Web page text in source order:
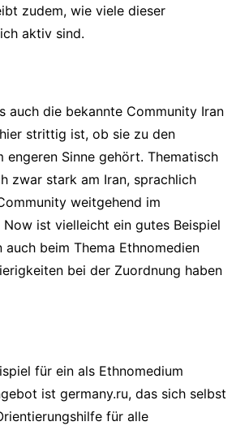
zudem, wie viele dieser
aktiv sind.
auch die bekannte Community Iran
strittig ist, ob sie zu den
engeren Sinne gehört. Thematisch
zwar stark am Iran, sprachlich
weitgehend im
Now ist vielleicht ein gutes Beispiel
auch beim Thema Ethnomedien
bei der Zuordnung haben
für ein als Ethnomedium
ist germany.ru, das sich selbst
für alle